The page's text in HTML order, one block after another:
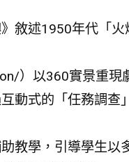
敘述1950年代「火
）以360實景重
動式的「任務調查
教學，引導學生以